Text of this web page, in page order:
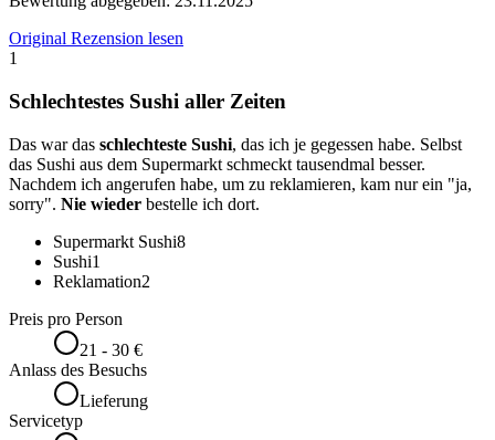
Original Rezension lesen
1
Schlechtestes Sushi aller Zeiten
Das war das schlechteste Sushi, das ich je gegessen habe. Selbst
das Sushi aus dem Supermarkt schmeckt tausendmal besser.
Nachdem ich angerufen habe, um zu reklamieren, kam nur ein "ja,
sorry". Nie wieder bestelle ich dort.
Supermarkt Sushi8
Sushi1
Reklamation2
Preis pro Person
21 - 30 €
Anlass des Besuchs
Lieferung
Servicetyp